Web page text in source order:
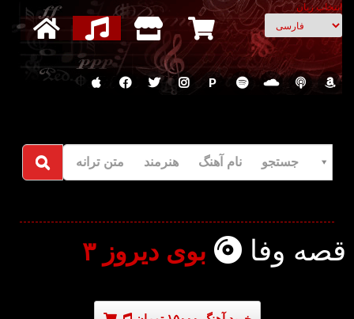
انتخاب زبان
P
جستجو نام آهنگ هنرمند متن ترانه
قصه وفا بوی دیروز ۳